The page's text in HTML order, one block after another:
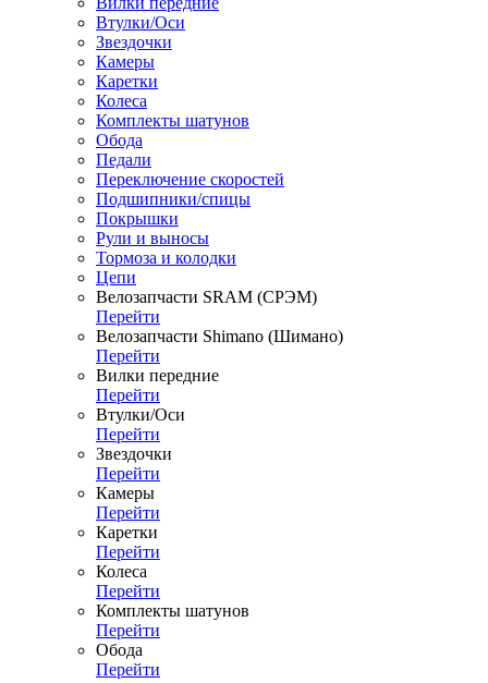
Втулки/Оси
Звездочки
Камеры
Каретки
Колеса
Комплекты шатунов
Обода
Педали
Переключение скоростей
Подшипники/спицы
Покрышки
Рули и выносы
Тормоза и колодки
Цепи
Велозапчасти SRAM (СРЭМ)
Перейти
Велозапчасти Shimano (Шимано)
Перейти
Вилки передние
Перейти
Втулки/Оси
Перейти
Звездочки
Перейти
Камеры
Перейти
Каретки
Перейти
Колеса
Перейти
Комплекты шатунов
Перейти
Обода
Перейти